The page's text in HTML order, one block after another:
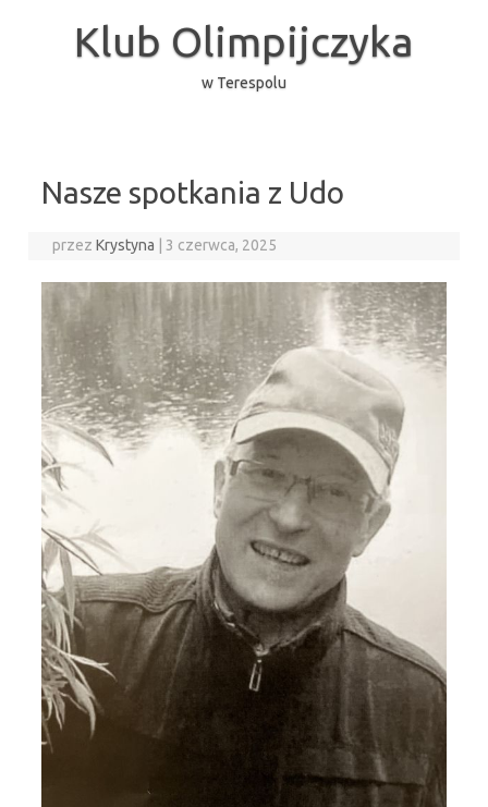
Klub Olimpijczyka
w Terespolu
Nasze spotkania z Udo
przezKrystyna 3 czerwca, 2025